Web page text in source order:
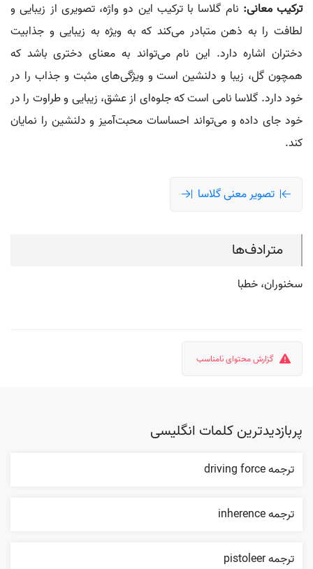
ترکیب معانی: نام گلاسا با ترکیب این دو واژه، تصویری از زیبایی و
لطافت را به ذهن متبادر می‌کند که به ویژه به زیبایی و جذابیت
دختران اشاره دارد. این نام می‌تواند به معنای دختری باشد که
همچون گل، زیبا و دلنشین است و ویژگی‌های مثبت و جذاب را در
خود دارد. گلاسا نامی است که جلوه‌ای از عشق، زیبایی و طراوت را در
خود جای داده و می‌تواند احساسات محبت‌آمیز و دلنشین را نمایان
کند.
تصویر معنی گلاسا
مترادف‌ها
سخنوران، خطبا
گزارش محتوای نامناسب
پربازدیدترین کلمات انگلیسی
ترجمه driving force
ترجمه inherence
ترجمه pistoleer